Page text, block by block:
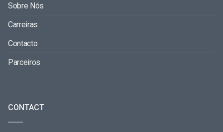
Sobre Nós
Carreiras
Contacto
Parceiros
CONTACT